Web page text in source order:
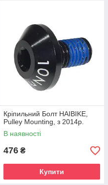
Кріпильний Болт HAIBIKE,
Pulley Mounting, з 2014р.
В наявності
476 ₴
Купити